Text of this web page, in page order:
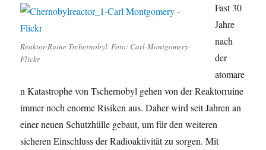
um
„Mitentscheidung“
Reaktor-Ruine Tschernobyl. Foto: Carl-Montgomery-
Flickr
Fast 30
Jahre
nach
der
atomare
n Katastrophe von Tschernobyl gehen von der Reaktorruine
immer noch enorme Risiken aus. Daher wird seit Jahren an
einer neuen Schutzhülle gebaut, um für den weiteren
sicheren Einschluss der Radioaktivität zu sorgen. Mit